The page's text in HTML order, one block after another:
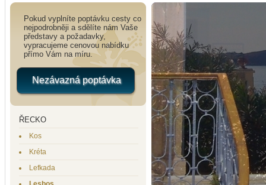
Pokud vyplníte poptávku cesty co
nejpodrobněji a sdělíte nám Vaše
představy a požadavky,
vypracujeme cenovou nabídku
přímo Vám na míru.
Nezávazná poptávka
ŘECKO
Kos
Kréta
Lefkada